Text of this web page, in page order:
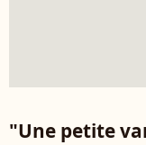
"Une petite